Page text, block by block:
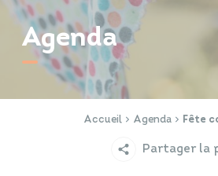
RECHERCHE
Agenda
Accueil Agenda Fête
Partager la
Papiers d'identité